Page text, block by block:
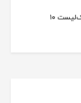
لپ‌تاپ استوک یا نو؟ چک‌لیست ۱۰